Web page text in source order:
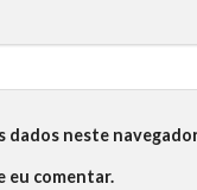
dados neste
eu comentar.